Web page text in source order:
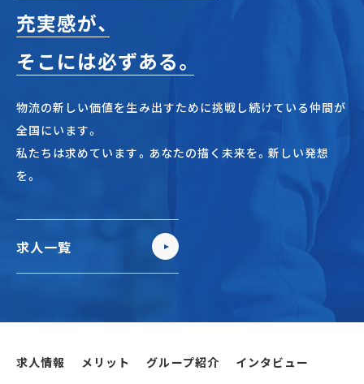
充実感が、
そこには必ずある。
物流の新しい価値を生み出すために挑戦し続けている仲間が
全国にいます。
私たちは求めています。あなたの描く未来を。新しい発想
を。
求人一覧
求人情報 メリット グループ紹介
インタビュー